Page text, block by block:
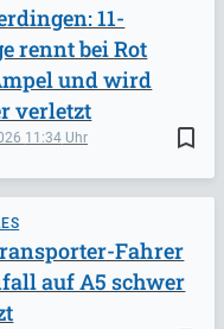
bookmark_border
11:34
11-
rennt bei Rot
und wird
verletzt
Fahrer
auf A5 schwer